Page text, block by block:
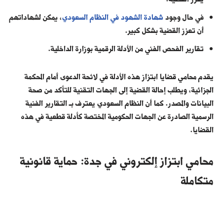
في حال وجودشهادة الشهود في النظام السعودي، يمكن لشهاداتهم
أن تعزز القضية بشكل كبير.
تقارير الفحص الفني من الأدلة الرقمية بوزارة الداخلية.
يقدم محامي قضايا ابتزاز هذه الأدلة في لائحة الدعوى أمام المحكمة
الجزائية، ويطلب إحالة القضية إلى الجهات التقنية للتأكد من صحة
البيانات والمصدر. كما أن النظام السعودي يعترف بـ التقارير الفنية
الرسمية الصادرة عن الجهات الحكومية المختصة كأدلة قطعية في هذه
القضايا.
محامي ابتزاز إلكتروني في جدة: حماية قانونية
متكاملة